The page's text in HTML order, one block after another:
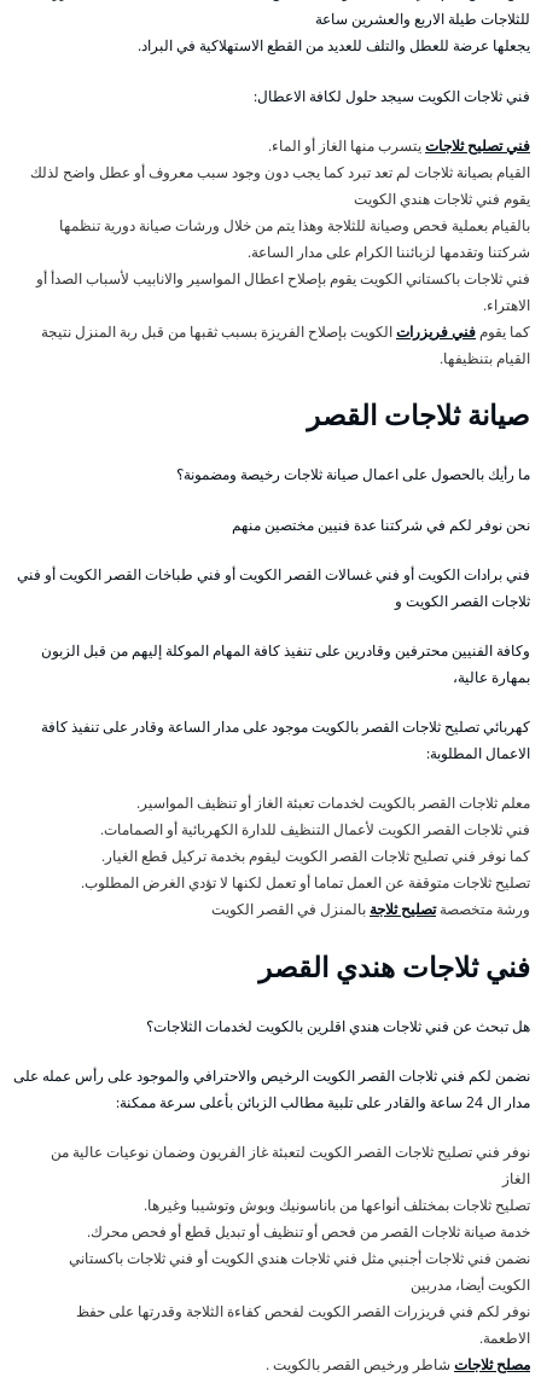
للثلاجات طيلة الاربع والعشرين ساعة
يجعلها عرضة للعطل والتلف للعديد من القطع الاستهلاكية في البراد.
فني ثلاجات الكويت سيجد حلول لكافة الاعطال:
فني تصليح ثلاجاتيتسرب منها الغاز أو الماء.
القيام بصيانة ثلاجات لم تعد تبرد كما يجب دون وجود سبب معروف أو عطل واضح لذلك
يقوم فني ثلاجات هندي الكويت
بالقيام بعملية فحص وصيانة للثلاجة وهذا يتم من خلال ورشات صيانة دورية تنظمها
شركتنا وتقدمها لزبائننا الكرام على مدار الساعة.
فني ثلاجات باكستاني الكويت يقوم بإصلاح اعطال المواسير والانابيب لأسباب الصدأ أو
الاهتراء.
كما يقوم فني فريزراتالكويت بإصلاح الفريزة بسبب ثقبها من قبل ربة المنزل نتيجة
القيام بتنظيفها.
صيانة ثلاجات القصر
ما رأيك بالحصول على اعمال صيانة ثلاجات رخيصة ومضمونة؟
نحن نوفر لكم في شركتنا عدة فنيين مختصين منهم
فني برادات الكويت أو فني غسالات القصر الكويت أو فني طباخات القصر الكويت أو فني
ثلاجات القصر الكويت و
وكافة الفنيين محترفين وقادرين على تنفيذ كافة المهام الموكلة إليهم من قبل الزبون
بمهارة عالية،
كهربائي تصليح ثلاجات القصر بالكويت موجود على مدار الساعة وقادر على تنفيذ كافة
الاعمال المطلوبة:
معلم ثلاجات القصر بالكويت لخدمات تعبئة الغاز أو تنظيف المواسير.
فني ثلاجات القصر الكويت لأعمال التنظيف للدارة الكهربائية أو الصمامات.
كما نوفر فني تصليح ثلاجات القصر الكويت ليقوم بخدمة تركيل قطع الغيار.
تصليح ثلاجات متوقفة عن العمل تماما أو تعمل لكنها لا تؤدي الغرض المطلوب.
ورشة متخصصةتصليح ثلاجة بالمنزل في القصر الكويت
فني ثلاجات هندي القصر
هل تبحث عن فني ثلاجات هندي اقلرين بالكويت لخدمات الثلاجات؟
نضمن لكم فني ثلاجات القصر الكويت الرخيص والاحترافي والموجود على رأس عمله على
مدار ال 24 ساعة والقادر على تلبية مطالب الزبائن بأعلى سرعة ممكنة:
نوفر فني تصليح ثلاجات القصر الكويت لتعبئة غاز الفريون وضمان نوعيات عالية من
الغاز
تصليح ثلاجات بمختلف أنواعها من باناسونيك وبوش وتوشيبا وغيرها.
خدمة صيانة ثلاجات القصر من فحص أو تنظيف أو تبديل قطع أو فحص محرك.
نضمن فني ثلاجات أجنبي مثل فني ثلاجات هندي الكويت أو فني ثلاجات باكستاني
الكويت أيضا، مدربين
نوفر لكم فني فريزرات القصر الكويت لفحص كفاءة الثلاجة وقدرتها على حفظ
الاطعمة.
مصلح ثلاجات شاطر ورخيص القصر بالكويت .